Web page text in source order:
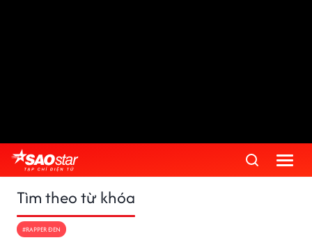
Tìm theo từ khóa
#RAPPER ĐEN